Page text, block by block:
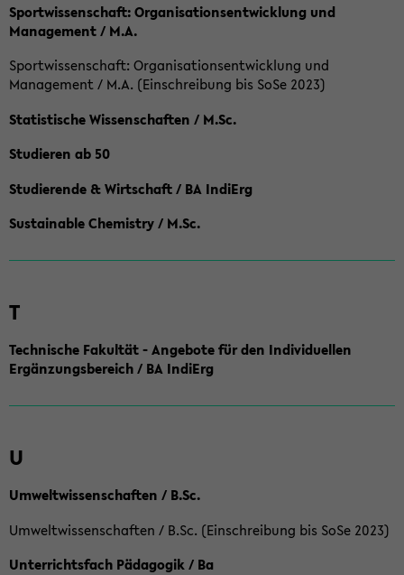
Sportwissenschaft: Organisationsentwicklung und
Management / M.A.
Sportwissenschaft: Organisationsentwicklung und
Management / M.A. (Einschreibung bis SoSe 2023)
Statistische Wissenschaften / M.Sc.
Studieren ab 50
Studierende & Wirtschaft / BA IndiErg
Sustainable Chemistry / M.Sc.
T
Technische Fakultät - Angebote für den Individuellen
Ergänzungsbereich / BA IndiErg
U
Umweltwissenschaften / B.Sc.
Umweltwissenschaften / B.Sc. (Einschreibung bis SoSe 2023)
Unterrichtsfach Pädagogik / Ba